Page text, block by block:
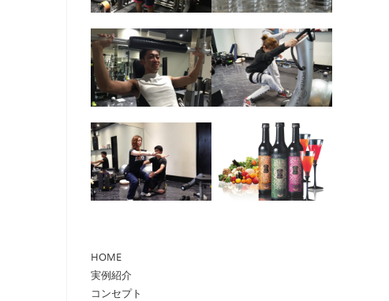
グ
ル
HOME
実例紹介
コンセプト